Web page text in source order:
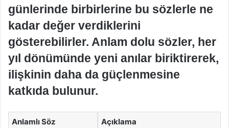
günlerinde birbirlerine bu sözlerle ne
kadar değer verdiklerini
gösterebilirler. Anlam dolu sözler, her
yıl dönümünde yeni anılar biriktirerek,
ilişkinin daha da güçlenmesine
katkıda bulunur.
Anlamlı Söz Açıklama